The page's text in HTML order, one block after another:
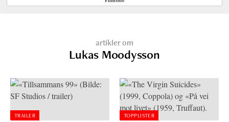
artikler om
Lukas Moodysson
TRAILER TOPPLISTER